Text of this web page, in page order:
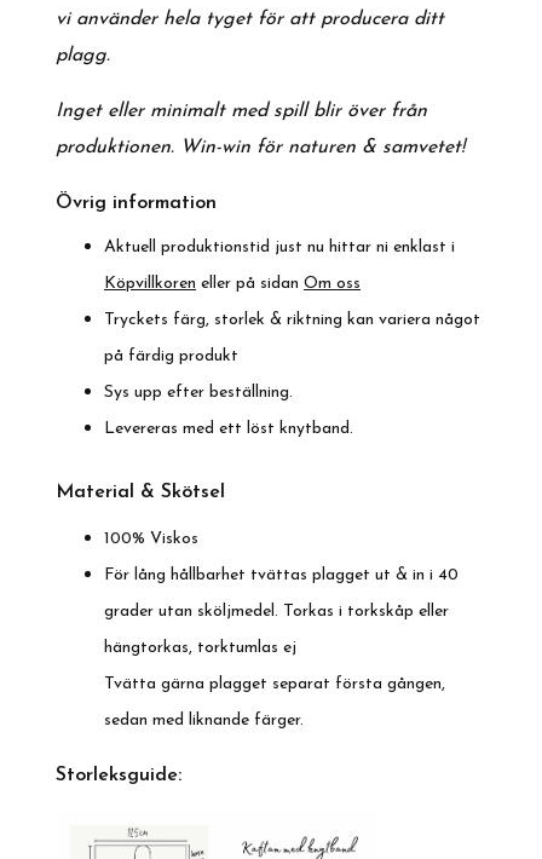
vi använder hela tyget för att producera ditt
plagg.
Inget eller minimalt med spill blir över från
produktionen. Win-win för naturen & samvetet!
Övrig information
Aktuell produktionstid just nu hittar ni enklast i
Köpvillkoren eller på sidan Om oss
Tryckets färg, storlek & riktning kan variera något
på färdig produkt
Sys upp efter beställning.
Levereras med ett löst knytband.
Material & Skötsel
100% Viskos
För lång hållbarhet tvättas plagget ut & in i 40
grader utan sköljmedel. Torkas i torkskåp eller
hängtorkas, torktumlas ej
Tvätta gärna plagget separat första gången,
sedan med liknande färger.
Storleksguide: